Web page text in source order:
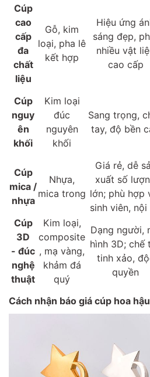
Cúp
cao
cấp
đa
chất
liệu
Gỗ, kim
loại, pha lê
kết hợp
Hiệu ứng
sáng đẹp,
nhiều vật
cao cấp
Cúp
nguy
ên
khối
Kim loại
đúc
nguyên
khối
Sang trọng,
tay, độ bền
Cúp
mica /
nhựa
Nhựa,
mica trong
Giá rẻ, dễ
xuất số
lớn; phù hợp
sinh viên, nội
Cúp
3D
- đúc
nghệ
thuật
Kim loại,
composite
, mạ vàng,
khảm đá
quý
Dạng người,
hình 3D; chế
tinh xảo,
quyền
Cách nhận báo giá cúp hoa